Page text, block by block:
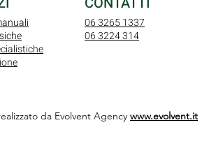
06 3265 1337
06 3224 314
da Evolvent Agency www.evolvent.it